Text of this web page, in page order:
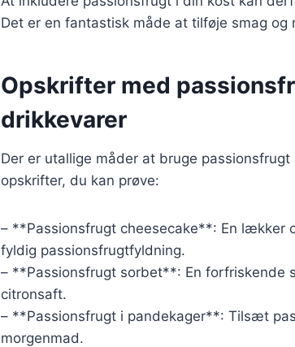
Det er en fantastisk måde at tilføje smag
Opskrifter med
drikkevarer
Der er utallige måder at bruge
opskrifter, du kan prøve:
– **Passionsfrugt cheesecake**: En lækker
fyldig passionsfrugtfyldning.
– **Passionsfrugt sorbet**: En forfriskende
citronsaft.
– **Passionsfrugt i pandekager**: Tilsæt
morgenmad.